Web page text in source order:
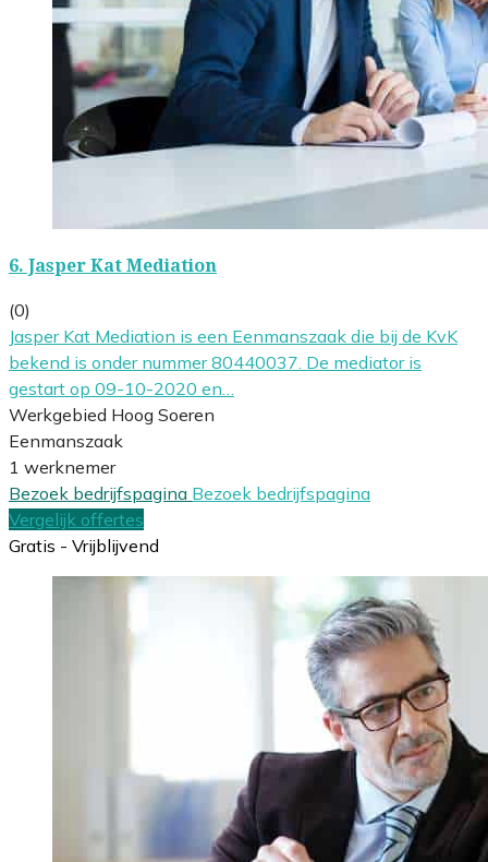
6. Jasper Kat Mediation
(0)
Jasper Kat Mediation is een Eenmanszaak die bij de KvK
bekend is onder nummer 80440037. De mediator is
gestart op 09-10-2020 en…
Werkgebied Hoog Soeren
Eenmanszaak
1 werknemer
Bezoek bedrijfspagina Bezoek bedrijfspagina
Vergelijk offertes
Gratis - Vrijblijvend